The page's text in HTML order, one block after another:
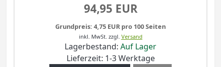
94,95 EUR
Grundpreis: 4,75 EUR pro 100 Seiten
inkl. MwSt. zzgl. Versand
Lagerbestand: Auf Lager
Lieferzeit: 1-3 Werktage